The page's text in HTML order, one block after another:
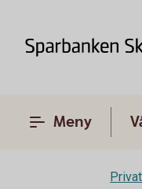
Meny
Privat